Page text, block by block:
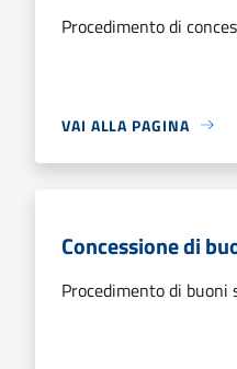
Procedimento di
VAI ALLA PAGINA
Concessione di
Procedimento di buoni